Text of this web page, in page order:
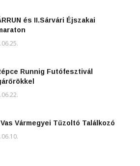
és II.Sárvári Éjszakai
Runnig Futófesztivál
Vas Vármegyei Tűzoltó Találkozó